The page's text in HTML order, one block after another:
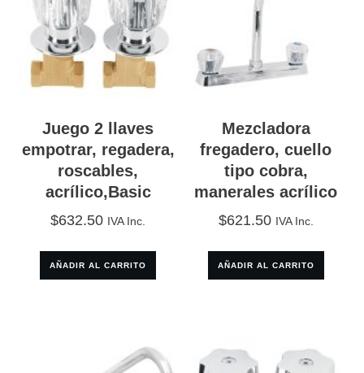
Juego 2 llaves
empotrar, regadera,
roscables,
acrílico,Basic
$632.50 IVA Inc.
AÑADIR AL CARRITO
Mezcladora
fregadero, cuello
tipo cobra,
manerales acrílico
$621.50 IVA Inc.
AÑADIR AL CARRITO